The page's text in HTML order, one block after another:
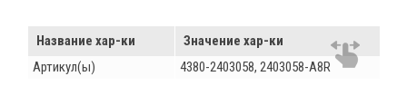
Название хар-ки
Значение хар-ки
Артикул(ы)
4380-2403058, 2403058-A8R